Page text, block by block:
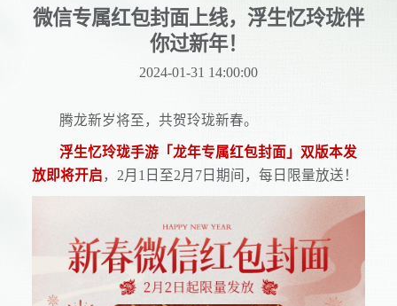
微信专属红包封面上线，浮生忆玲珑伴
你过新年！
2024-01-31 14:00:00
腾龙新岁将至，共贺玲珑新春。
浮生忆玲珑手游「龙年专属红包封面」双版本发
放即将开启，2月1日至2月7日期间，每日限量放送！